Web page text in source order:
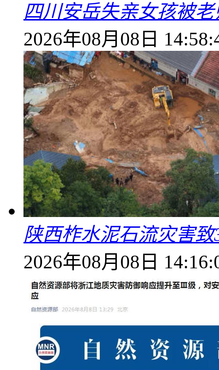
四川安岳失亲女孩被
2026年08月08日
陕西柞水泥石流灾害
2026年08月08日